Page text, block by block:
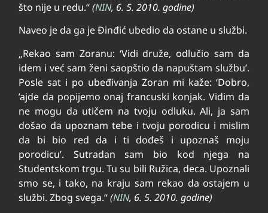
što nije u redu.“(NIN, 6. 5. 2010. godine)
Naveo je da ga je Đinđić ubedio da ostane u službi.
„Rekao sam Zoranu: ‘Vidi druže, odlučio sam da
idem i već sam ženi saopštio da napuštam službu’.
Posle sat i po ubeđivanja Zoran mi kaže: ‘Dobro,
’ajde da popijemo onaj francuski konjak. Vidim da
ne mogu da utičem na tvoju odluku. Ali, ja sam
došao da upoznam tebe i tvoju porodicu i mislim
da bi bio red da i ti dođeš i upoznaš moju
porodicu’. Sutradan sam bio kod njega na
Studentskom trgu. Tu su bili Ružica, deca. Upoznali
smo se, i tako, na kraju sam rekao da ostajem u
službi. Zbog svega.“(NIN, 6. 5. 2010. godine)